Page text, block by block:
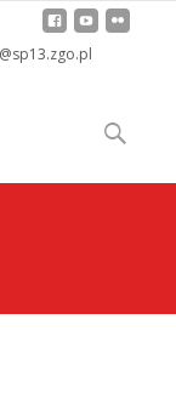
to
content
Szukaj: